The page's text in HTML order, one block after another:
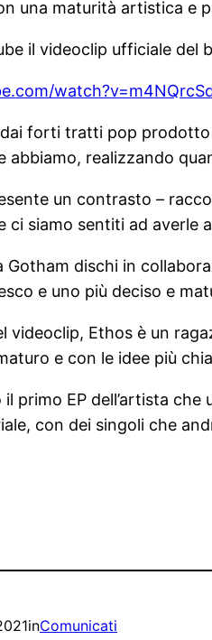
una maturità artistica e
il videoclip ufficiale del
watch?
dai forti tratti pop
abbiamo, realizzando
un contrasto –
ci siamo sentiti ad averle
dischi in
e uno più deciso e
videoclip, Ethos è un
e con le idee più
primo EP dell’artista
con dei singoli che
inComunicati